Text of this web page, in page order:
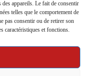
appareils. Le fait de consentir
telles que le comportement de
pas consentir ou de retirer son
caractéristiques et fonctions.
fields are marked*